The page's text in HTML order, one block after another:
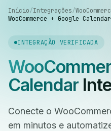
Início/Integrações/
WooCommerce + Google Calendar
INTEGRAÇÃO VERIFICADA
Calendar
Conecte o
em minutos e